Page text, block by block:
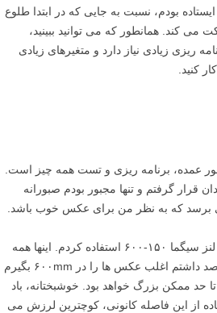
بودم، نسبت به جایی که در ابتدا طلوع
کند. همانطور که می توانید ببینید،
ریزی زیادی نیاز دارد و متغیرهای زیادی
کنید.
عمده، برنامه ریزی و تست همه چیز است.
قرار گرفتم و تنها مجبور بودم صبورانه
برسد که به نظر من برای عکس خوب باشد.
من از دوربین سونی A7RII با لنز سیگما ۱۵۰-۶۰۰ استفاده کردم. اینها همه
واقعا خوب عمل کردند. من قصد داشتم اغلب عکس ها را در ۶۰۰mm بگیرم
حد ممکن بزرگ خواهد بود. خوشبختانه، باد
از این فاصله کانونی، کوچترین لرزش می